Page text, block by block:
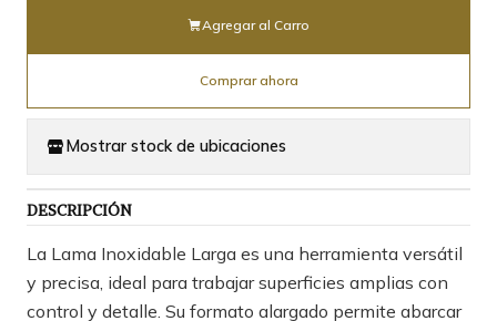
Agregar al Carro
Comprar ahora
Mostrar stock de ubicaciones
DESCRIPCIÓN
La Lama Inoxidable Larga es una herramienta versátil
y precisa, ideal para trabajar superficies amplias con
control y detalle. Su formato alargado permite abarcar